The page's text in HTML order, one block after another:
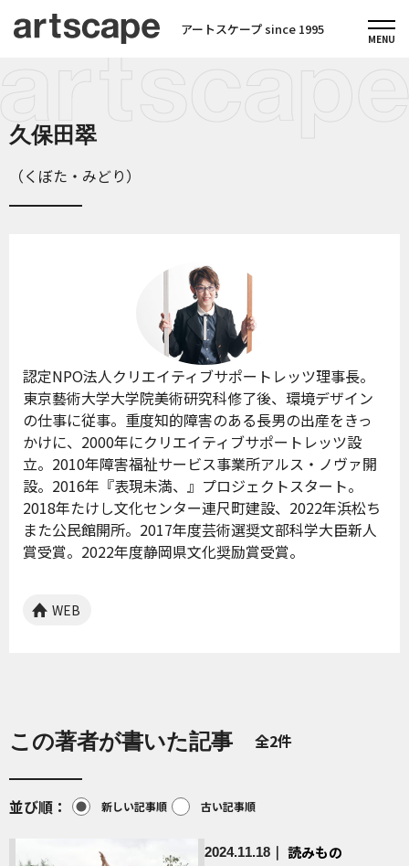
アートスケープ since 1995
久保田翠
（くぼた・みどり）
認定NPO法人クリエイティブサポートレッツ理事長。
東京藝術大学大学院美術研究科修了後、環境デザイン
の仕事に従事。重度知的障害のある長男の出産をきっ
かけに、2000年にクリエイティブサポートレッツ設
立。2010年障害福祉サービス事業所アルス・ノヴァ開
設。2016年『表現未満、』プロジェクトスタート。
2018年たけし文化センター連尺町建設、2022年浜松ち
また公民館開所。2017年度芸術選奨文部科学大臣新人
賞受賞。2022年度静岡県文化奨励賞受賞。
WEB
この著者が書いた記事 全2件
並び順 新しい記事順 古い記事順
2024.11.18 読みもの